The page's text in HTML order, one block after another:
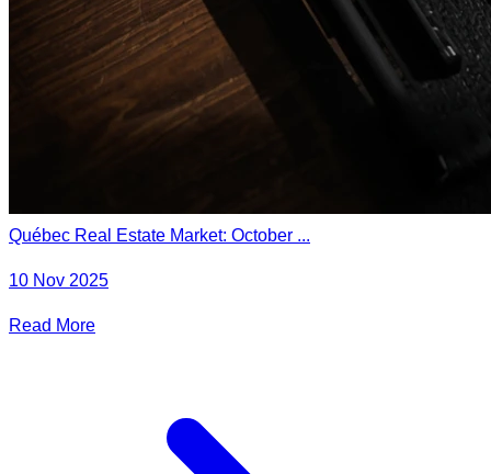
Québec Real Estate Market: October ...
10 Nov 2025
Read More